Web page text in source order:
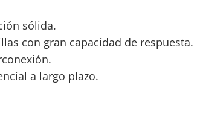
sólida.
con gran capacidad de respuesta.
a largo plazo.